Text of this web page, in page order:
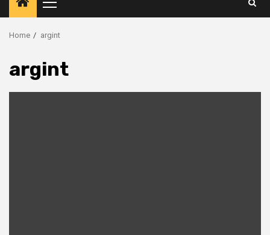
Primary
Menu
Home argint
argint